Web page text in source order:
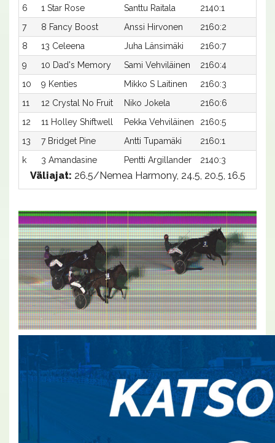
6
1 Star Rose Santtu Raitala 2140:1
7
8 Fancy Boost Anssi Hirvonen 2160:2
8
13 Celeena Juha Länsimäki 2160:7
9
10 Dad's Memory Sami Vehviläinen 2160:4
10
9 Kenties Mikko S Laitinen 2160:3
11
12 Crystal No Fruit Niko Jokela 2160:6
12
11 Holley Shiftwell Pekka Vehviläinen 2160:5
13
7 Bridget Pine Antti Tupamäki 2160:1
k
3 Amandasine Pentti Argillander 2140:3
Väliajat: 26.5/Nemea Harmony, 24.5, 20.5, 16.5